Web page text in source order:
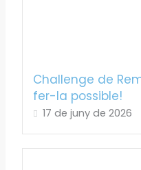
Challenge de
fer-la possible!
17 de juny de 2026